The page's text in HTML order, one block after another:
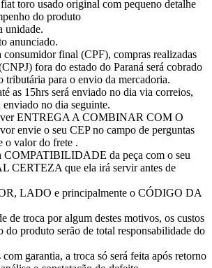
toro usado original com pequeno detalhe
do produto
unidade.
anunciado.
consumidor final (CPF), compras realizadas
fora do estado do Paraná será cobrado
tributária para o envio da mercadoria.
as 15hrs será enviado no dia via correios,
enviado no dia seguinte.
ENTREGA A COMBINAR COM O
envie o seu CEP no campo de perguntas
o valor do frete .
COMPATIBILIDADE da peça com o seu
CERTEZA que ela irá servir antes de
LADO e principalmente o CÓDIGO DA
de troca por algum destes motivos, os custos
do produto serão de total responsabilidade do
garantia, a troca só será feita após retorno